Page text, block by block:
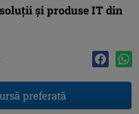
şi produse IT din
preferată